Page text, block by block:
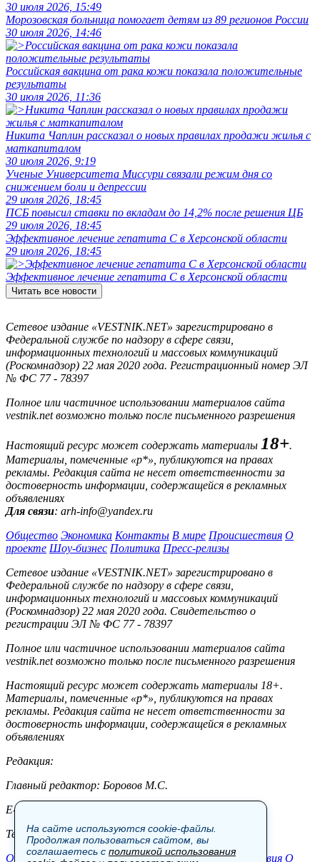
30 июля 2026, 15:49
Морозовская больница помогает детям из 89 регионов России
30 июля 2026, 14:46
Российская вакцина от рака кожи показала положительные
результаты
30 июля 2026, 11:36
Никита Чаплин рассказал о новых правилах продажи жилья с
маткапиталом
30 июля 2026, 9:19
Ученые Университета Миссури связали режим дня со
снижением боли и депрессии
29 июля 2026, 18:45
ПСБ повысил ставки по вкладам до 14,2% после решения ЦБ
29 июля 2026, 18:45
Эффективное лечение гепатита C в Херсонской области
29 июля 2026, 18:45
Эффективное лечение гепатита C в Херсонской области
Читать все новости
Сетевое издание «VESTNIK.NET» зарегистрировано в
Федеральной службе по надзору в сфере связи,
информационных технологий и массовых коммуникаций
(Роскомнадзор) 22 мая 2020 года. Регистрационный номер ЭЛ
№ ФС 77 - 78397
Полное или частичное использовании материалов сайта
vestnik.net возможно только после письменного разрешения
Настоящий ресурс может содержать материалы 18+.
Материалы, помеченные «р*», публикуются на правах
рекламы. Редакция сайта не несет ответственности за
достоверность информации, содержащейся в рекламных
объявлениях
Для связи: arh-info@yandex.ru
Общество Экономика Контакты В мире Происшествия О
проекте Шоу-бизнес Политика Пресс-релизы
Сетевое издание «VESTNIK.NET» зарегистрировано в
Федеральной службе по надзору в сфере связи,
информационных технологий и массовых коммуникаций
(Роскомнадзор) 22 мая 2020 года. Свидетельство о
регистрации ЭЛ № ФС 77 - 78397
Полное или частичное использовании материалов сайта
vestnik.net возможно только после письменного разрешения
Настоящий ресурс может содержать материалы 18+.
Материалы, помеченные «р*», публикуются на правах
рекламы. Редакция сайта не несет ответственности за
достоверность информации, содержащейся в рекламных
объявлениях
Редакция:
Главный редактор: Боровов М.С.
E-mail: site@vestnik.net, reb.msk@yandex.ru
Тел.: +7 (921) 720-00-97
Общество Экономика Контакты В мире Происшествия О
На сайте используются cookie-файлы.
Продолжая пользоваться сайтом, вы
соглашаетесь с политикой использования